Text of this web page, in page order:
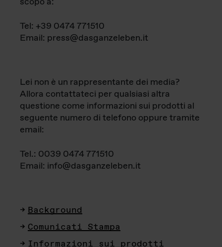
Tel: +39 0474 771510
Email: press@dasganzeleben.it
Lei non è un rappresentante dei media?
Allora contattateci per qualsiasi altra
questione come informazioni sui prodotti al
seguente numero di telefono oppure tramite
email:
Tel.: 0039 0474 771510
Email: info@dasganzeleben.it
Background
Comunicati Stampa
Informazioni sui prodotti